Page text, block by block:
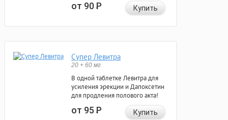
от 90Р Купить
Супер Левитра
20 + 60 мг
В одной таблетке Левитра для
усиления эрекции и Дапоксетин
для продления полового акта!
от 95Р Купить